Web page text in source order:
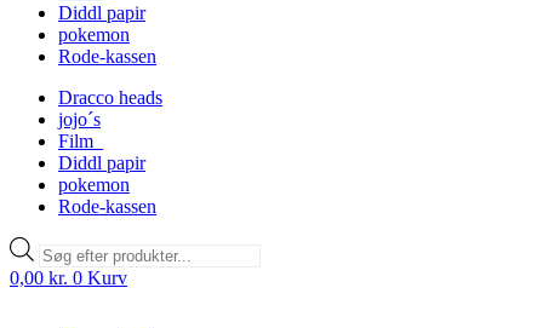
Diddl papir
pokemon
Rode-kassen
Dracco heads
jojo´s
Film
Diddl papir
pokemon
Rode-kassen
Products
search
0,00 kr. 0 Kurv